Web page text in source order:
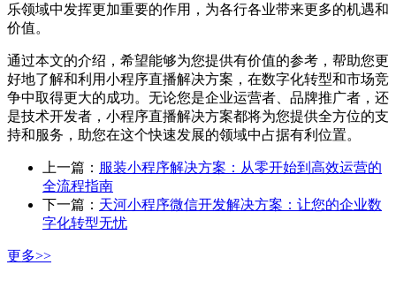
乐领域中发挥更加重要的作用，为各行各业带来更多的机遇和
价值。
通过本文的介绍，希望能够为您提供有价值的参考，帮助您更
好地了解和利用小程序直播解决方案，在数字化转型和市场竞
争中取得更大的成功。无论您是企业运营者、品牌推广者，还
是技术开发者，小程序直播解决方案都将为您提供全方位的支
持和服务，助您在这个快速发展的领域中占据有利位置。
上一篇： 服装小程序解决方案：从零开始到高效运营的
全流程指南
下一篇： 天河小程序微信开发解决方案：让您的企业数
字化转型无忧
更多>>